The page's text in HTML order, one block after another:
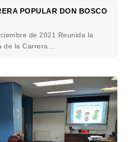
POPULAR DON BOSCO
de 2021 Reunida la
de la Carrera…